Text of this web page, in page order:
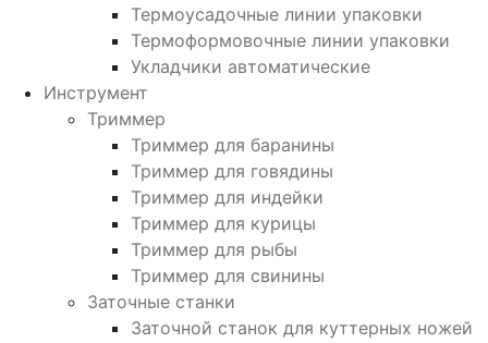
Термоусадочные линии упаковки
Термоформовочные линии упаковки
Укладчики автоматические
Инструмент
Триммер
Триммер для баранины
Триммер для говядины
Триммер для индейки
Триммер для курицы
Триммер для рыбы
Триммер для свинины
Заточные станки
Заточной станок для куттерных ножей